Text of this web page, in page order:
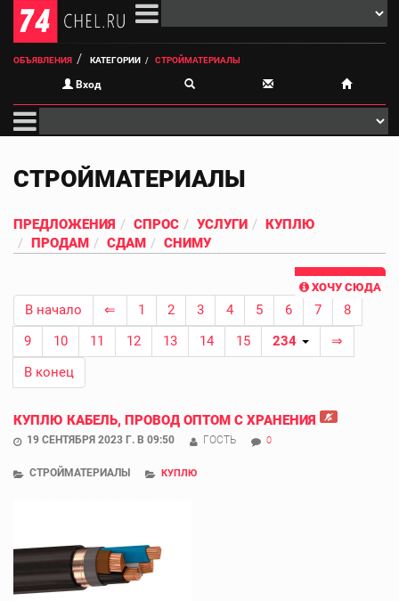
ОБЪЯВЛЕНИЯ КАТЕГОРИИ СТРОЙМАТЕРИАЛЫ
Вход
СТРОЙМАТЕРИАЛЫ
ПРЕДЛОЖЕНИЯ СПРОС УСЛУГИ
КУПЛЮ
ПРОДАМ
СДАМ СНИМУ
ХОЧУ СЮДА
В начало ⇐ 1 2 3 4 5 6 7
8
9
10 11 12 13 14 15 234
⇒
В конец
КУПЛЮ КАБЕЛЬ, ПРОВОД ОПТОМ С ХРАНЕНИЯ
19 СЕНТЯБРЯ 2023 Г. В 09:50 ГОСТЬ 0
СТРОЙМАТЕРИАЛЫ КУПЛЮ